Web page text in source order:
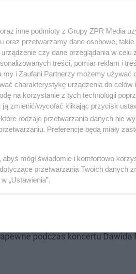
zdobyć wejściówki na występ
50 tysięcy widzów, ale
dnia sprzedały się bilety na
podczas koncertu Dawida
inne podmioty z Grupy ZPR Media
oraz przetwarzamy dane osobowe,
czy dane przeglądania w celu
treści, pomiar reklam i
my i Zaufani Partnerzy możemy używać
charakterystykę urządzenia do celów
na korzystanie z tych technologii
zmienić/wycofać klikając przycisk
rodzaje przetwarzania danych nie
Preferencje będą miały
mógł świadomie i komfortowo
przetwarzania Twoich danych
„Ustawienia”.